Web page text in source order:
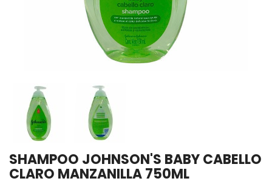
SHAMPOO JOHNSON'S BABY CABELLO
CLARO MANZANILLA 750ML